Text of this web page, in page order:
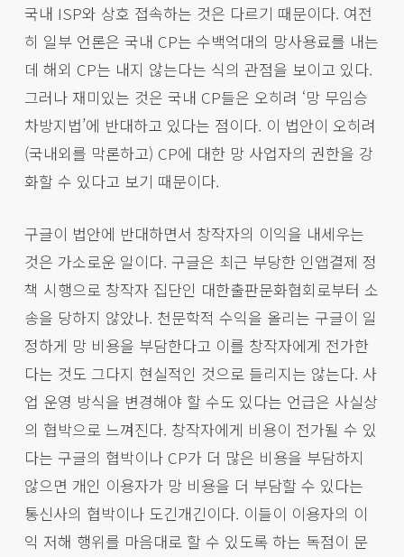
국내 ISP와 상호 접속하는 것은 다르기 때문이다. 여전
히 일부 언론은 국내 CP는 수백억대의 망사용료를 내는
데 해외 CP는 내지 않는다는 식의 관점을 보이고 있다.
그러나 재미있는 것은 국내 CP들은 오히려 ‘망 무임승
차방지법’에 반대하고 있다는 점이다. 이 법안이 오히려
(국내외를 막론하고) CP에 대한 망 사업자의 권한을 강
화할 수 있다고 보기 때문이다.
구글이 법안에 반대하면서 창작자의 이익을 내세우는
것은 가소로운 일이다. 구글은 최근 부당한 인앱결제 정
책 시행으로 창작자 집단인 대한출판문화협회로부터 소
송을 당하지 않았나. 천문학적 수익을 올리는 구글이 일
정하게 망 비용을 부담한다고 이를 창작자에게 전가한
다는 것도 그다지 현실적인 것으로 들리지는 않는다. 사
업 운영 방식을 변경해야 할 수도 있다는 언급은 사실상
의 협박으로 느껴진다. 창작자에게 비용이 전가될 수 있
다는 구글의 협박이나 CP가 더 많은 비용을 부담하지
않으면 개인 이용자가 망 비용을 더 부담할 수 있다는
통신사의 협박이나 도긴개긴이다. 이들이 이용자의 이
익 저해 행위를 마음대로 할 수 있도록 하는 독점이 문